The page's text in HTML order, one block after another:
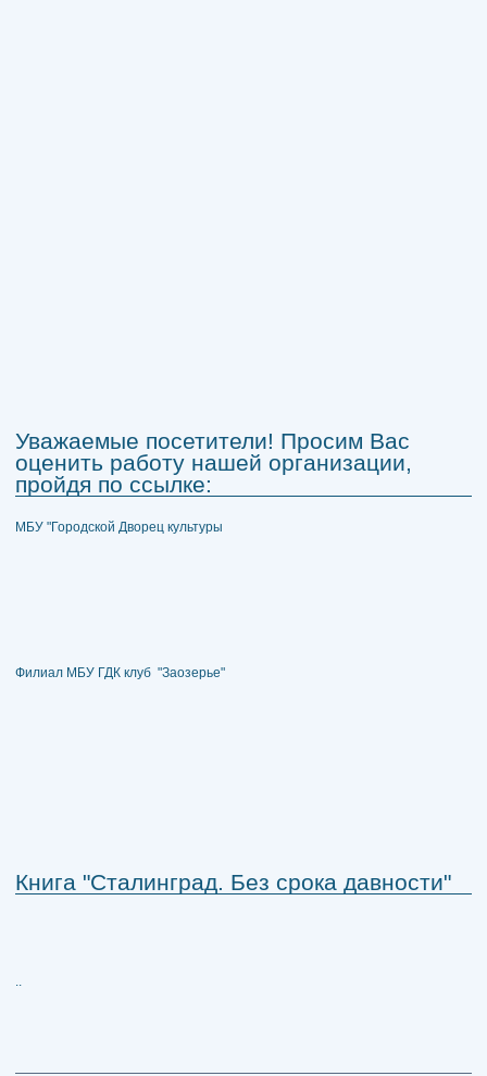
Уважаемые посетители! Просим Вас
оценить работу нашей организации,
пройдя по ссылке:
МБУ "Городской Дворец культуры
Филиал МБУ ГДК клуб "Заозерье"
Книга "Сталинград. Без срока давности"